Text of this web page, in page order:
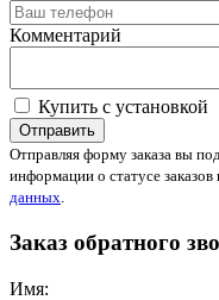
Комментарий
Купить с установкой
Отправить
Отправляя форму заказа вы
информации о статусе заказов
данных.
Заказ обратного
Имя: